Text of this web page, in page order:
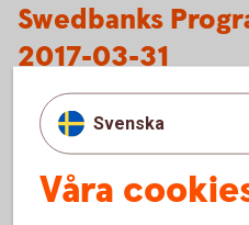
Swedbanks
2017-03-31
Prospekt (pdf)
2017:1 Tillägg (pdf)
2017:2 Tillägg (pdf)
Svenska
Våra